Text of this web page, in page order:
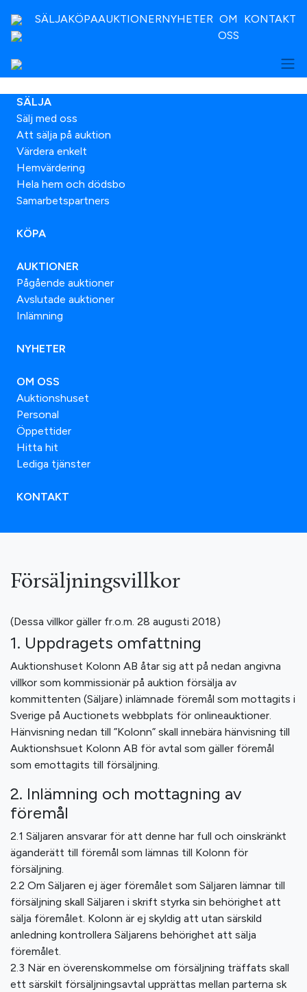
SÄLJAKÖPAAUKTIONERNYHETER OM
OSS
KONTAKT
SÄLJA
Sälj med oss
Att sälja på auktion
Värdera enkelt
Hemvärdering
Hela hem och dödsbo
Samarbetspartners
KÖPA
AUKTIONER
Pågående auktioner
Avslutade auktioner
Inlämning
NYHETER
OM OSS
Auktionshuset
Personal
Öppettider
Hitta hit
Lediga tjänster
KONTAKT
Försäljningsvillkor
(Dessa villkor gäller fr.o.m. 28 augusti 2018)
1. Uppdragets omfattning
Auktionshuset Kolonn AB åtar sig att på nedan angivna
villkor som kommissionär på auktion försälja av
kommittenten (Säljare) inlämnade föremål som mottagits i
Sverige på Auctionets webbplats för onlineauktioner.
Hänvisning nedan till ”Kolonn” skall innebära hänvisning till
Auktionshsuet Kolonn AB för avtal som gäller föremål
som emottagits till försäljning.
2. Inlämning och mottagning av
föremål
2.1 Säljaren ansvarar för att denne har full och oinskränkt
äganderätt till föremål som lämnas till Kolonn för
försäljning.
2.2 Om Säljaren ej äger föremålet som Säljaren lämnar till
försäljning skall Säljaren i skrift styrka sin behörighet att
sälja föremålet. Kolonn är ej skyldig att utan särskild
anledning kontrollera Säljarens behörighet att sälja
föremålet.
2.3 När en överenskommelse om försäljning träffats skall
ett särskilt försäljningsavtal upprättas mellan parterna sk